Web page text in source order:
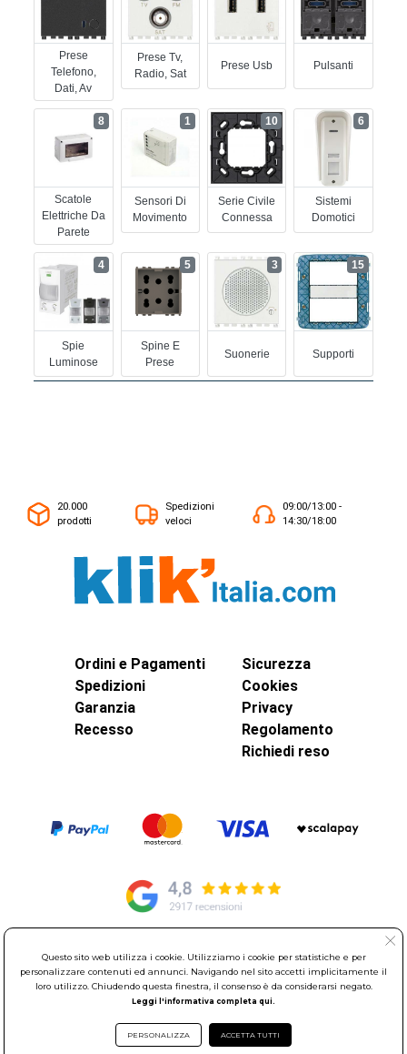
Prese
Telefono,
Dati, Av
Prese Tv,
Radio, Sat
Prese Usb Pulsanti
Scatole
Elettriche Da
Parete
8
Sensori Di
Movimento
1
Serie Civile
Connessa
10
Sistemi
Domotici
6
Spie
Luminose
4
Spine E
Prese
5
Suonerie
3
Supporti
15
20.000
prodotti
Spedizioni
veloci
09:00/13:00 -
14:30/18:00
Ordini e Pagamenti
Spedizioni
Garanzia
Recesso
Sicurezza
Cookies
Privacy
Regolamento
Richiedi reso
© Elettroservice Spa - Sede Legale: Via Leonardo da Vinci, 40 -
00015 Monterotondo Scalo (RM)
Partita Iva: 01586761007 - Codice Fiscale: 06634500588 Capitale
Roma REA: RM-535144
Sede Operativa: Via Leonardo da Vinci, 40 - 00015 Monterotondo
Questo sito web utilizza i cookie. Utilizziamo i cookie per statistiche e per
personalizzare contenuti ed annunci. Navigando nel sito accetti implicitamente il
loro utilizzo. Chiudendo questa finestra, il consenso è da considerarsi negato.
Leggi l'informativa completa qui.
PERSONALIZZA ACCETTA TUTTI